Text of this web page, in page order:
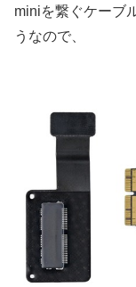
miniを繋ぐケーブ
うなので、